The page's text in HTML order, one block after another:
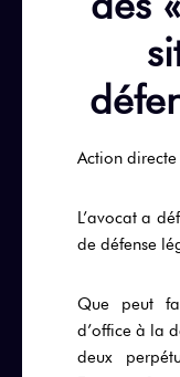
Action
L’avocat a
de défense
Que peut
d’office à la
deux